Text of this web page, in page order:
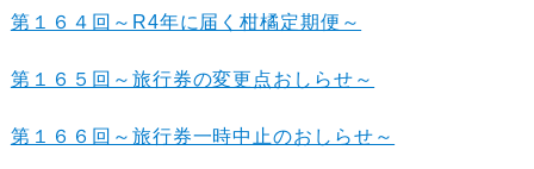
第１６４回～R4年に届く柑橘定期便～
第１６５回～旅行券の変更点おしらせ～
第１６６回～旅行券一時中止のおしらせ～